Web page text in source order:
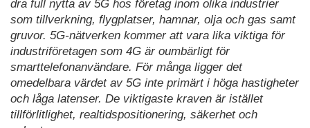
dra full nytta av 5G hos företag inom olika industrier
som tillverkning, flygplatser, hamnar, olja och gas samt
gruvor. 5G-nätverken kommer att vara lika viktiga för
industriföretagen som 4G är oumbärligt för
smarttelefonanvändare. För många ligger det
omedelbara värdet av 5G inte primärt i höga hastigheter
och låga latenser. De viktigaste kraven är istället
tillförlitlighet, realtidspositionering, säkerhet och